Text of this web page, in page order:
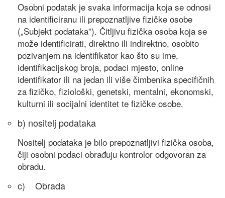
Osobni podatak je svaka informacija koja se odnosi
na identificiranu ili prepoznatljive fizičke osobe
(„Subjekt podataka”). Čitljivu fizička osoba koja se
može identificirati, direktno ili indirektno, osobito
pozivanjem na identifikator kao što su ime,
identifikacijskog broja, podaci mjesto, online
identifikator ili na jedan ili više čimbenika specifičnih
za fizičko, fiziološki, genetski, mentalni, ekonomski,
kulturni ili socijalni identitet te fizičke osobe.
b) nositelj podataka
Nositelj podataka je bilo prepoznatljivi fizička osoba,
čiji osobni podaci obrađuju kontrolor odgovoran za
obradu.
c) Obrada